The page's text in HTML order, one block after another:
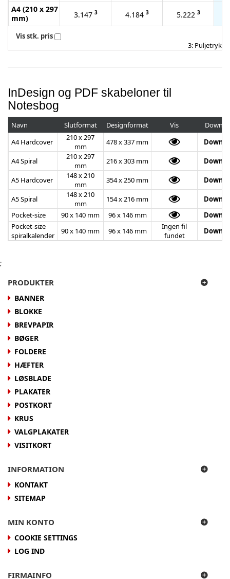
A4 (210 x 297
mm)
3.147 3 4.184 3 5.222 3
Vis stk. pris
3: Puljetryk
InDesign og PDF skabeloner til
Notesbog
Navn Slutformat Designformat Vis
A4 Hardcover
210 x 297
mm
478 x 337 mm
A4 Spiral
210 x 297
mm
216 x 303 mm
A5 Hardcover
148 x 210
mm
354 x 250 mm
A5 Spiral
148 x 210
mm
154 x 216 mm
Pocket-size
90 x 140 mm 96 x 146 mm
Pocket-size
spiralkalender
90 x 140 mm 96 x 146 mm
Ingen fil
fundet
;
PRODUKTER
BANNER
BLOKKE
BREVPAPIR
BØGER
FOLDERE
HÆFTER
LØSBLADE
PLAKATER
POSTKORT
KRUS
VALGPLAKATER
VISITKORT
INFORMATION
KONTAKT
SITEMAP
MIN KONTO
COOKIE SETTINGS
LOG IND
FIRMAINFO